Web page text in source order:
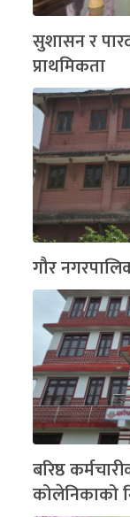
सुशासन र
प्राथमिकता
गौर
बरिष्ठ
कोलेनिकाको